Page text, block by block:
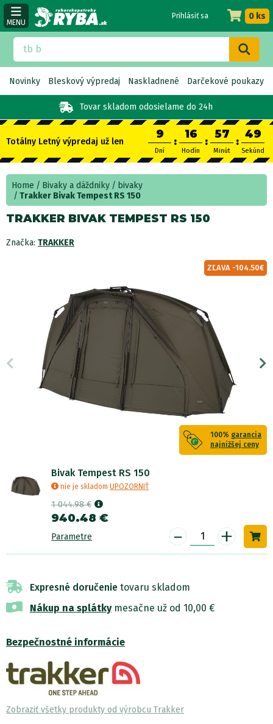
MENU
Tovar skladom odosielame do 24h
Prihlásiť sa 0 ks
Novinky Bleskový výpredaj Naskladnené Darčekové poukazy
Totálny Letný výpredaj už len
9
Dní
:
16
Hodín
:
57
Minút
:
48
Sekúnd
Home Bivaky a dáždniky
bivaky
Trakker Bivak Tempest RS 150
TRAKKER BIVAK TEMPEST RS 150
Značka: TRAKKER
ZĽAVA -104.50€
100% garancia
najnižšej ceny
Bivak Tempest RS 150
nie je skladom UPOZORNIŤ
1 044.98 €
940.48 €
Parametre - +
Expresné doručenie tovaru skladom
Nákup na splátkymesačne už od 10,00 €
Bezpečnostné informácie
Zobraziť všetky produkty od výrobcu Trakker